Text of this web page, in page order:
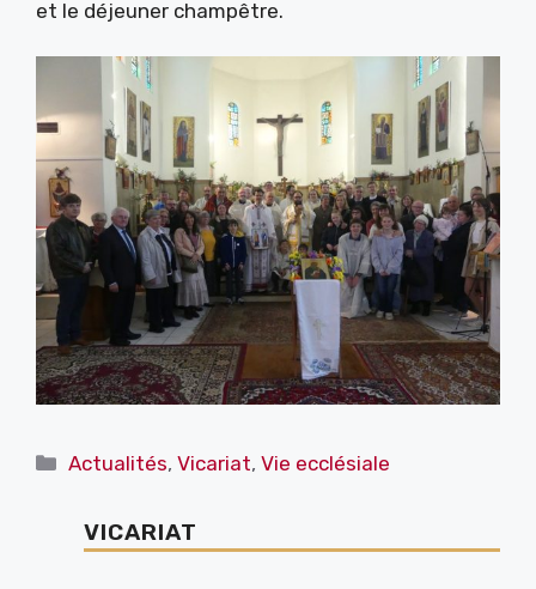
et le déjeuner champêtre.
Catégories
Actualités,Vicariat,Vie ecclésiale
VICARIAT